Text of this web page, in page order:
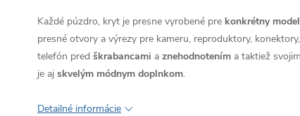
Každé púzdro, kryt je presne vyrobené pre konkrétny model
presné otvory a výrezy pre kameru, reproduktory,
telefón pred škrabancami a znehodnotením a taktiež
je aj skvelým módnym doplnkom.
Detailné informácie